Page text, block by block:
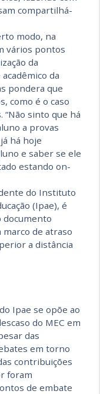
compartilhá-
modo, na
vários pontos
da
da
pondera que
como é o caso
sinto que há
a provas
há hoje
e saber se ele
estando on-
do Instituto
(Ipae), é
documento
marco de atraso
a distância
Ipae se opõe ao
do MEC em
das
em torno
contribuições
foram
de embate